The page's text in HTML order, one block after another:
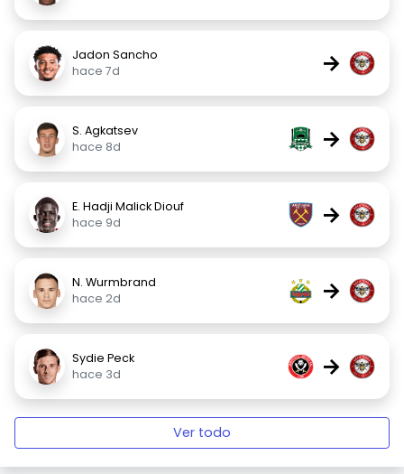
Jadon Sancho
hace 7d
→
S. Agkatsev
hace 8d
→
E. Hadji Malick Diouf
hace 9d
→
N. Wurmbrand
hace 2d
→
Sydie Peck
hace 3d
→
Ver todo